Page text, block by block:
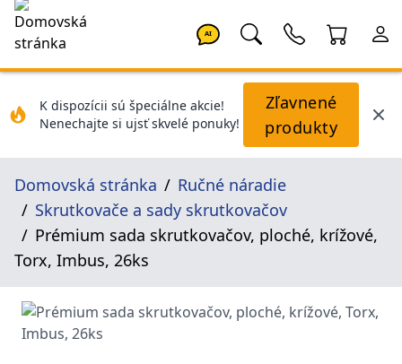
AI
K dispozícii sú špeciálne akcie!
Nenechajte si ujsť skvelé ponuky!
Zľavnené
produkty
Domovská stránka
Ručné náradie
Skrutkovače a sady skrutkovačov
Prémium sada skrutkovačov, ploché, krížové,
Torx, Imbus, 26ks